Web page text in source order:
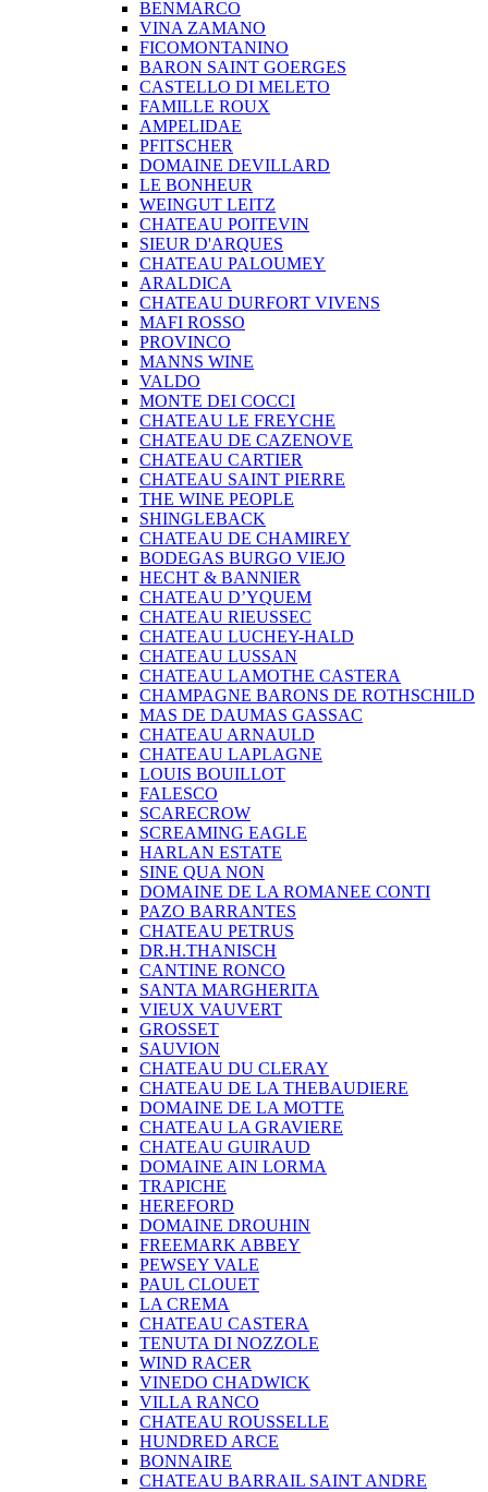
BENMARCO
VINA ZAMANO
FICOMONTANINO
BARON SAINT GOERGES
CASTELLO DI MELETO
FAMILLE ROUX
AMPELIDAE
PFITSCHER
DOMAINE DEVILLARD
LE BONHEUR
WEINGUT LEITZ
CHATEAU POITEVIN
SIEUR D'ARQUES
CHATEAU PALOUMEY
ARALDICA
CHATEAU DURFORT VIVENS
MAFI ROSSO
PROVINCO
MANNS WINE
VALDO
MONTE DEI COCCI
CHATEAU LE FREYCHE
CHATEAU DE CAZENOVE
CHATEAU CARTIER
CHATEAU SAINT PIERRE
THE WINE PEOPLE
SHINGLEBACK
CHATEAU DE CHAMIREY
BODEGAS BURGO VIEJO
HECHT & BANNIER
CHATEAU D’YQUEM
CHATEAU RIEUSSEC
CHATEAU LUCHEY-HALD
CHATEAU LUSSAN
CHATEAU LAMOTHE CASTERA
CHAMPAGNE BARONS DE ROTHSCHILD
MAS DE DAUMAS GASSAC
CHATEAU ARNAULD
CHATEAU LAPLAGNE
LOUIS BOUILLOT
FALESCO
SCARECROW
SCREAMING EAGLE
HARLAN ESTATE
SINE QUA NON
DOMAINE DE LA ROMANEE CONTI
PAZO BARRANTES
CHATEAU PETRUS
DR.H.THANISCH
CANTINE RONCO
SANTA MARGHERITA
VIEUX VAUVERT
GROSSET
SAUVION
CHATEAU DU CLERAY
CHATEAU DE LA THEBAUDIERE
DOMAINE DE LA MOTTE
CHATEAU LA GRAVIERE
CHATEAU GUIRAUD
DOMAINE AIN LORMA
TRAPICHE
HEREFORD
DOMAINE DROUHIN
FREEMARK ABBEY
PEWSEY VALE
PAUL CLOUET
LA CREMA
CHATEAU CASTERA
TENUTA DI NOZZOLE
WIND RACER
VINEDO CHADWICK
VILLA RANCO
CHATEAU ROUSSELLE
HUNDRED ARCE
BONNAIRE
CHATEAU BARRAIL SAINT ANDRE